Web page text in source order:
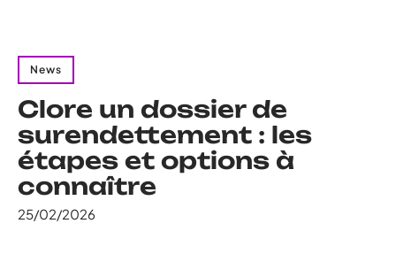
News
Clore un dossier de
surendettement : les
étapes et options à
connaître
25/02/2026